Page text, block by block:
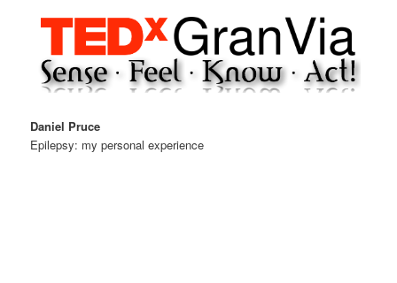
Daniel Pruce
Epilepsy: my personal experience